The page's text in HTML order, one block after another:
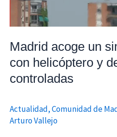
Madrid acoge un
con helicóptero y
controladas
Actualidad,Comunidad de
Arturo Vallejo
detonaciones
controladas